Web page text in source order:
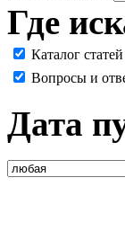
Где
Каталог статей
Вопросы и
Дата